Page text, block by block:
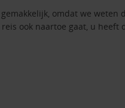
omdat we weten
ook naartoe gaat, u